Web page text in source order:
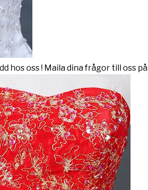
hos oss ! Maila dina frågor till oss på